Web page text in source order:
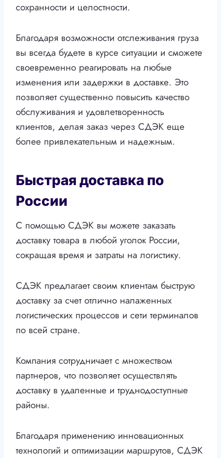
сохранности и целостности.
Благодаря возможности отслеживания груза
вы всегда будете в курсе ситуации и сможете
своевременно реагировать на любые
изменения или задержки в доставке. Это
позволяет существенно повысить качество
обслуживания и удовлетворенность
клиентов, делая заказ через СДЭК еще
более привлекательным и надежным.
Быстрая доставка по
России
С помощью СДЭК вы можете заказать
доставку товара в любой уголок России,
сокращая время и затраты на логистику.
СДЭК предлагает своим клиентам быструю
доставку за счет отлично налаженных
логистических процессов и сети терминалов
по всей стране.
Компания сотрудничает с множеством
партнеров, что позволяет осуществлять
доставку в удаленные и труднодоступные
районы.
Благодаря применению инновационных
технологий и оптимизации маршрутов, СДЭК